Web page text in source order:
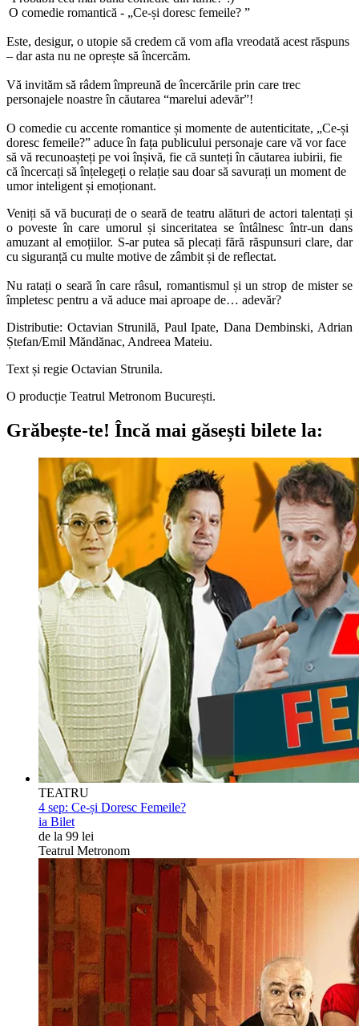
O comedie romantică - „Ce-și doresc femeile? ”
Este, desigur, o utopie să credem că vom afla vreodată acest răspuns
– dar asta nu ne oprește să încercăm.
Vă invităm să râdem împreună de încercările prin care trec
personajele noastre în căutarea “marelui adevăr”!
O comedie cu accente romantice și momente de autenticitate, „Ce-și
doresc femeile?” aduce în fața publicului personaje care vă vor face
să vă recunoașteți pe voi înșivă, fie că sunteți în căutarea iubirii, fie
că încercați să înțelegeți o relație sau doar să savurați un moment de
umor inteligent și emoționant.
Veniți să vă bucurați de o seară de teatru alături de actori talentați și
o poveste în care umorul și sinceritatea se întâlnesc într-un dans
amuzant al emoțiilor. S-ar putea să plecați fără răspunsuri clare, dar
cu siguranță cu multe motive de zâmbit și de reflectat.
Nu ratați o seară în care râsul, romantismul și un strop de mister se
împletesc pentru a vă aduce mai aproape de… adevăr?
Distributie: Octavian Strunilă, Paul Ipate, Dana Dembinski, Adrian
Ștefan/Emil Măndănac, Andreea Mateiu.
Text și regie Octavian Strunila.
O producție Teatrul Metronom București.
Grăbește-te! Încă mai găsești bilete la:
TEATRU
4 sep: Ce-și Doresc Femeile?
ia Bilet
de la 99 lei
Teatrul Metronom